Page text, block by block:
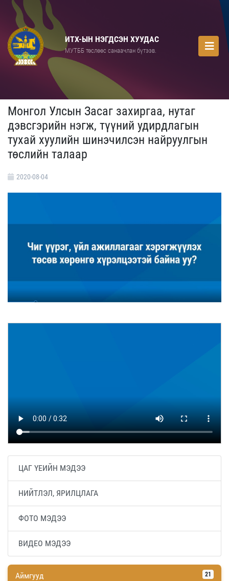
ИТХ-ЫН НЭГДСЭН ХУУДАС
МУТББ төслөөс санаачлан бүтээв.
Монгол Улсын Засаг захиргаа, нутаг
дэвсгэрийн нэгж, түүний удирдлагын
тухай хуулийн шинэчилсэн найруулгын
төслийн талаар
2020-08-04
ЦАГ ҮЕИЙН МЭДЭЭ
НИЙТЛЭЛ, ЯРИЛЦЛАГА
ФОТО МЭДЭЭ
ВИДЕО МЭДЭЭ
Аймгууд 21